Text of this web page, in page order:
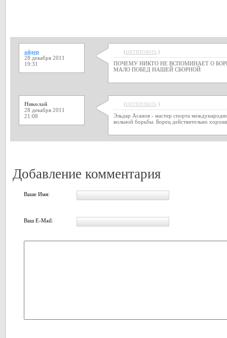
айдер
28 декабря 2011
19:31
( ЦИТИРОВАТЬ )
ПОЧЕМУ НИКТО НЕ ВСПОМИНАЕТ О
МАЛО ПОБЕД НАШЕЙ СБОРНОЙ
Николай
28 декабря 2011
21:08
( ЦИТИРОВАТЬ )
Эльдар Асанов - мастер спорта
вольной борьбы. Борец действительно
Добавление комментария
Ваше Имя:
Ваш E-Mail: